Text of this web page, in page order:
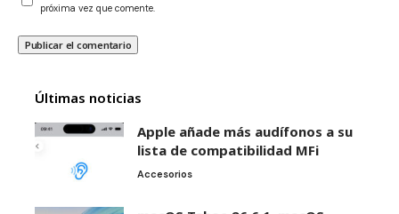
próxima vez que comente.
Últimas noticias
Apple añade más audífonos a su
lista de compatibilidad MFi
Accesorios